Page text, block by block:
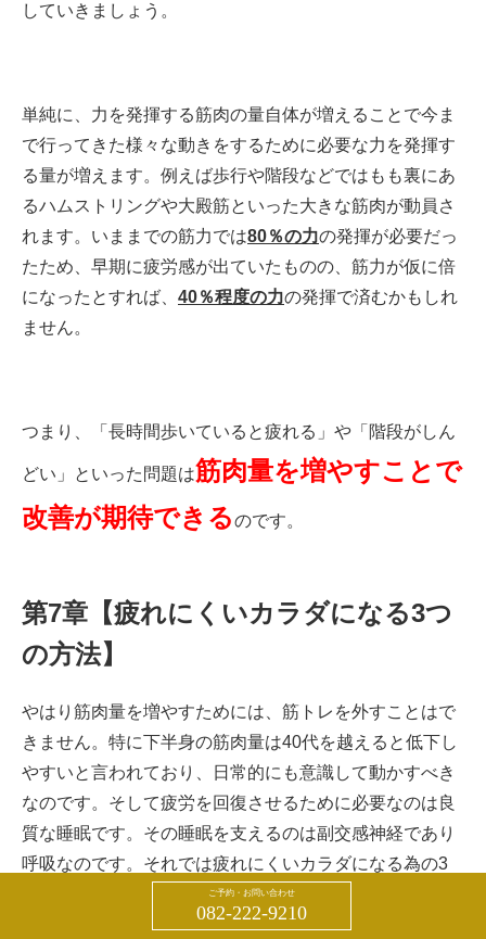
ご予約・お問い合わせ
082-222-9210
していきましょう。
単純に、力を発揮する筋肉の量自体が増えることで今ま
で行ってきた様々な動きをするために必要な力を発揮す
る量が増えます。例えば歩行や階段などではもも裏にあ
るハムストリングや大殿筋といった大きな筋肉が動員さ
れます。いままでの筋力では80％の力の発揮が必要だっ
たため、早期に疲労感が出ていたものの、筋力が仮に倍
になったとすれば、 40％程度の力の発揮で済むかもしれ
ません。
つまり、「長時間歩いていると疲れる」や「階段がしん
どい」といった問題は筋肉量を増やすことで
改善が期待できるのです。
第7章【疲れにくいカラダになる3つ
の方法】
やはり筋肉量を増やすためには、筋トレを外すことはで
きません。特に下半身の筋肉量は40代を越えると低下し
やすいと言われており、日常的にも意識して動かすべき
なのです。そして疲労を回復させるために必要なのは良
質な睡眠です。その睡眠を支えるのは副交感神経であり
呼吸なのです。それでは疲れにくいカラダになる為の3
つのエクササイズを見ていきましょう。